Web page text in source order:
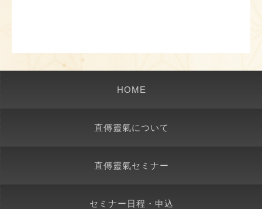
HOME
直傳靈氣について
直傳靈氣セミナー
セミナー日程・申込